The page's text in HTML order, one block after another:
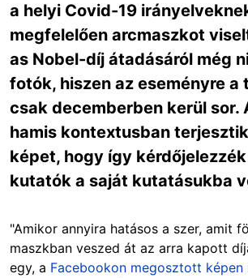
a helyi Covid-19
megfelelően arcmaszkot
as Nobel-díj átadásáról még
fotók, hiszen az eseményre a
csak decemberben kerül sor.
hamis kontextusban
képet, hogy így
kutatók a saját kutatásukba
"Amikor annyira hatásos a szer, amit
maszkban veszed át az arra kapott
egy, a Facebookon megosztott képen